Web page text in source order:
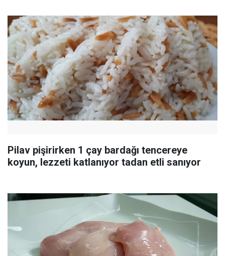
Pilav pişirirken 1 çay bardağı tencereye
koyun, lezzeti katlanıyor tadan etli sanıyor